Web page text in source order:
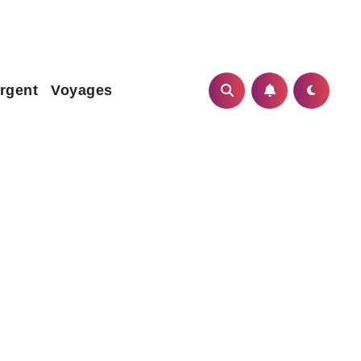
Voyages